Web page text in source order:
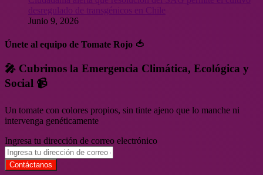
desregulado de transgénicos en Chile
Junio 9, 2026
Únete al equipo de Tomate Rojo 🍅
🎤 Cubrimos la Emergencia Climática, Ecológica y
Social 📹
Un tomate con colores propios, sin tinte ajeno que lo manche ni
intervenga genéticamente
Ingresa tu dirección de correo electrónico